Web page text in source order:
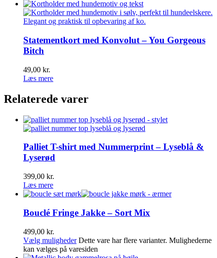
Statementkort med Konvolut – You Gorgeous
Bitch
49,00 kr.
Læs mere
Relaterede varer
Palliet T-shirt med Nummerprint – Lyseblå &
Lyserød
399,00 kr.
Læs mere
Bouclé Fringe Jakke – Sort Mix
499,00 kr.
Vælg muligheder Dette vare har flere varianter. Mulighederne
kan vælges på varesiden